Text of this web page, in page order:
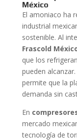
México
El amoniaco ha
industrial
sostenible. Al
Frascold
que los
pueden
permite que la
demanda sin
En
mercado
tecnología de